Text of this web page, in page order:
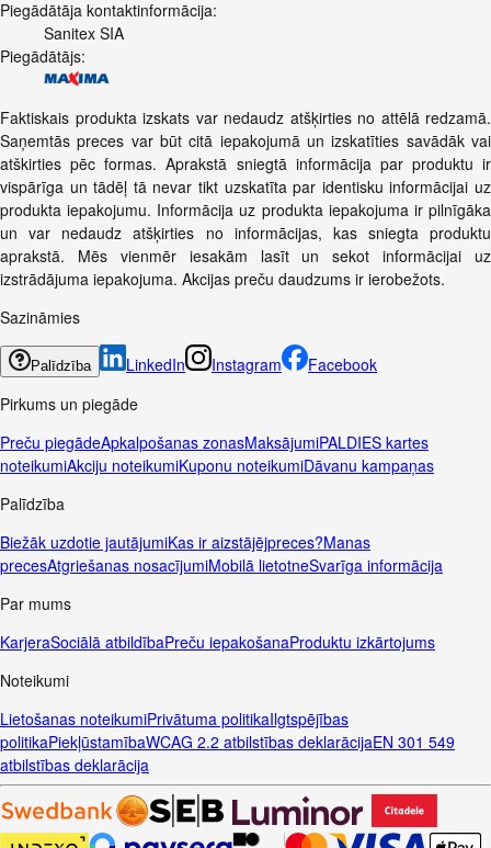
Piegādātāja kontaktinformācija:
Sanitex SIA
Piegādātājs:
Faktiskais produkta izskats var nedaudz atšķirties no attēlā redzamā.
Saņemtās preces var būt citā iepakojumā un izskatīties savādāk vai
atškirties pēc formas. Aprakstā sniegtā informācija par produktu ir
vispārīga un tādēļ tā nevar tikt uzskatīta par identisku informācijai uz
produkta iepakojumu. Informācija uz produkta iepakojuma ir pilnīgāka
un var nedaudz atšķirties no informācijas, kas sniegta produktu
aprakstā. Mēs vienmēr iesakām lasīt un sekot informācijai uz
izstrādājuma iepakojuma. Akcijas preču daudzums ir ierobežots.
Sazināmies
Palīdzība LinkedIn Instagram
Facebook
Pirkums un piegāde
Preču piegādeApkalpošanas zonasMaksājumiPALDIES kartes
noteikumiAkciju noteikumiKuponu noteikumiDāvanu kampaņas
Palīdzība
Biežāk uzdotie jautājumiKas ir aizstājējpreces?Manas
precesAtgriešanas nosacījumiMobilā lietotneSvarīga informācija
Par mums
KarjeraSociālā atbildībaPreču iepakošanaProduktu izkārtojums
Noteikumi
Lietošanas noteikumiPrivātuma politikaIlgtspējības
politikaPiekļūstamībaWCAG 2.2 atbilstības deklarācijaEN 301 549
atbilstības deklarācija